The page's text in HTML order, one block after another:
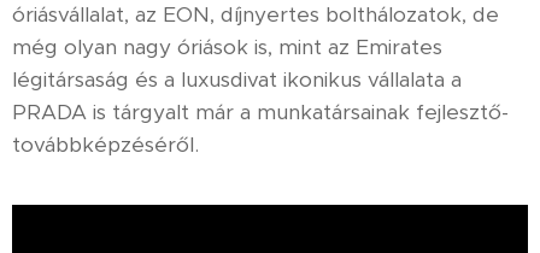
óriásvállalat, az EON, díjnyertes bolthálozatok, de
még olyan nagy óriások is, mint az Emirates
légitársaság és a luxusdivat ikonikus vállalata a
PRADA is tárgyalt már a munkatársainak fejlesztő-
továbbképzéséről.